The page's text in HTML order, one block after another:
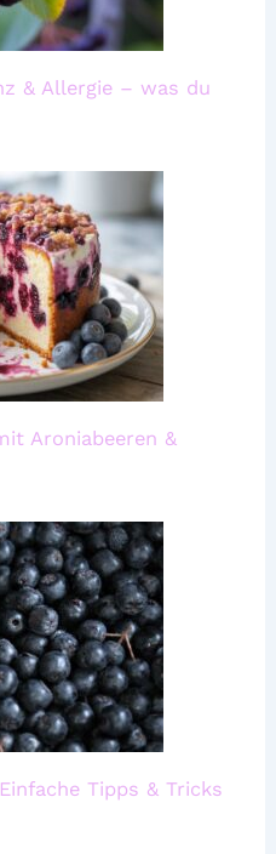
& Allergie – was du
Aroniabeeren &
Tipps & Tricks